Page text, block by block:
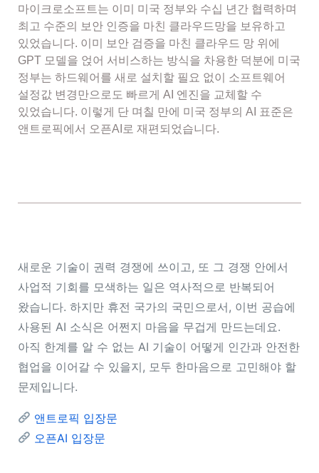
마이크로소프트는 이미 미국 정부와 수십 년간 협력하며
최고 수준의 보안 인증을 마친 클라우드망을 보유하고
있었습니다. 이미 보안 검증을 마친 클라우드 망 위에
GPT 모델을 얹어 서비스하는 방식을 차용한 덕분에 미국
정부는 하드웨어를 새로 설치할 필요 없이 소프트웨어
설정값 변경만으로도 빠르게 AI 엔진을 교체할 수
있었습니다. 이렇게 단 며칠 만에 미국 정부의 AI 표준은
앤트로픽에서 오픈AI로 재편되었습니다.
새로운 기술이 권력 경쟁에 쓰이고, 또 그 경쟁 안에서
사업적 기회를 모색하는 일은 역사적으로 반복되어
왔습니다. 하지만 휴전 국가의 국민으로서, 이번 공습에
사용된 AI 소식은 어쩐지 마음을 무겁게 만드는데요.
아직 한계를 알 수 없는 AI 기술이 어떻게 인간과 안전한
협업을 이어갈 수 있을지, 모두 한마음으로 고민해야 할
문제입니다.
앤트로픽 입장문
오픈AI 입장문